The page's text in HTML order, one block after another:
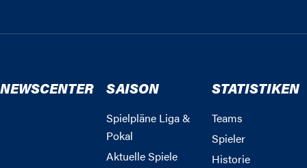
NEWSCENTER SAISON
Spielpläne Liga &
Pokal
Aktuelle Spiele
STATISTIKEN
Teams
Spieler
Historie